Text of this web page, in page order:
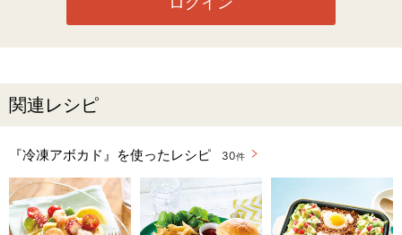
関連レシピ
『冷凍アボカド』を使ったレシピ 30件